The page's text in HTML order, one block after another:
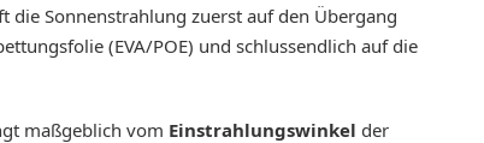
Sonnenstrahlung zuerst auf den Übergang
(EVA/POE) und schlussendlich auf die
maßgeblich vom Einstrahlungswinkel der